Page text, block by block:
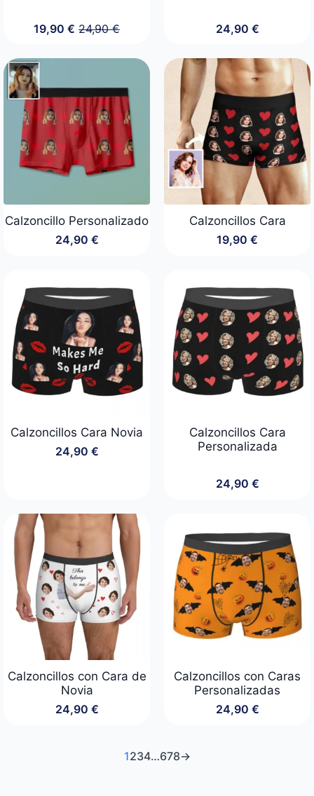
24,90€
El
original
24,90 €.
19,90€ El
actual
19,90 €.
24,90 €
Calzoncillo Personalizado
24,90 €
Calzoncillos Cara
19,90 €
Calzoncillos Cara Novia
24,90 €
Calzoncillos Cara
Personalizada
24,90 €
Calzoncillos con Cara de
Novia
24,90 €
Calzoncillos con Caras
Personalizadas
24,90 €
1234…678→